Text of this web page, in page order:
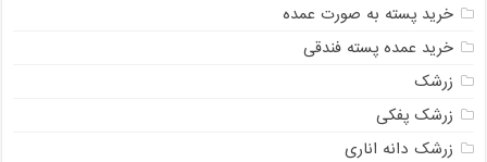
خرید پسته به صورت عمده
خرید عمده پسته فندقی
زرشک
زرشک پفکی
زرشک دانه اناری